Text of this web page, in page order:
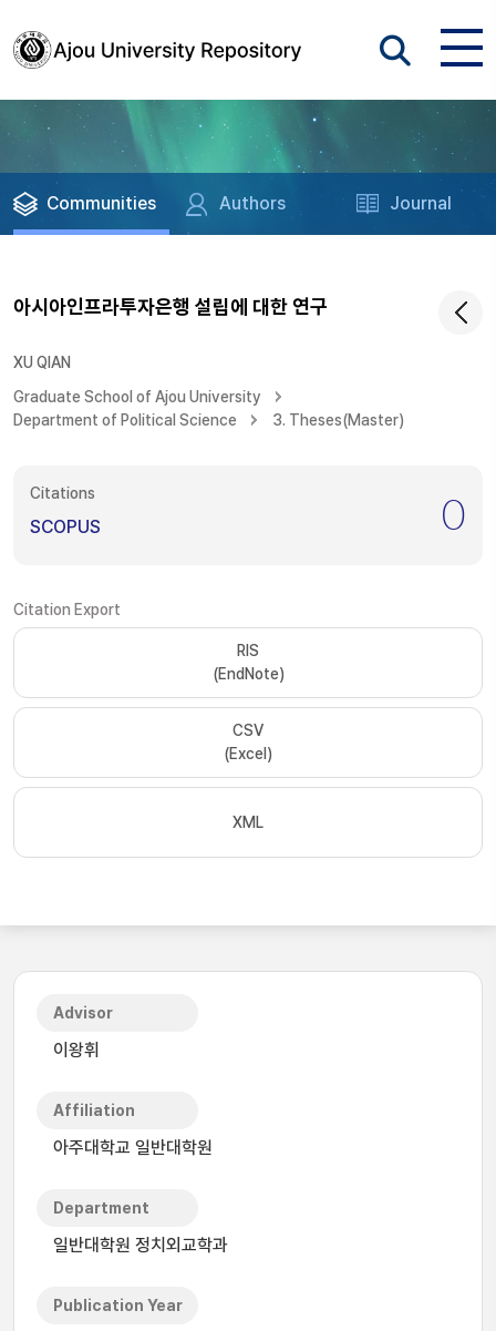
Communities Authors Journal
아시아인프라투자은행 설립에 대한 연구
XU QIAN
Graduate School of Ajou University
Department of Political Science
3. Theses(Master)
Citations
SCOPUS 0
Citation Export
RIS
(EndNote)
CSV
(Excel)
XML
Advisor
이왕휘
Affiliation
아주대학교 일반대학원
Department
일반대학원 정치외교학과
Publication Year